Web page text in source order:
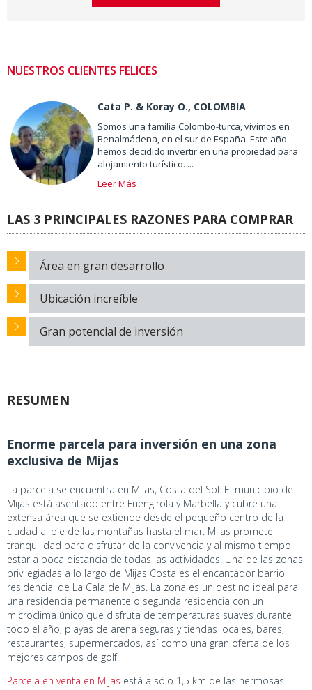
NUESTROS CLIENTES FELICES
Cata P. & Koray O., COLOMBIA
Somos una familia Colombo-turca, vivimos en
Benalmádena, en el sur de España. Este año
hemos decidido invertir en una propiedad para
alojamiento turístico. ...
Leer Más
LAS 3 PRINCIPALES RAZONES PARA COMPRAR
Área en gran desarrollo
Ubicación increíble
Gran potencial de inversión
RESUMEN
Enorme parcela para inversión en una zona
exclusiva de Mijas
La parcela se encuentra en Mijas, Costa del Sol. El municipio de
Mijas está asentado entre Fuengirola y Marbella y cubre una
extensa área que se extiende desde el pequeño centro de la
ciudad al pie de las montañas hasta el mar. Mijas promete
tranquilidad para disfrutar de la convivencia y al mismo tiempo
estar a poca distancia de todas las actividades. Una de las zonas
privilegiadas a lo largo de Mijas Costa es el encantador barrio
residencial de La Cala de Mijas. La zona es un destino ideal para
una residencia permanente o segunda residencia con un
microclima único que disfruta de temperaturas suaves durante
todo el año, playas de arena seguras y tiendas locales, bares,
restaurantes, supermercados, así como una gran oferta de los
mejores campos de golf.
Parcela en venta en Mijas está a sólo 1,5 km de las hermosas